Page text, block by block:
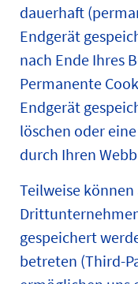
dauerhaft
Endgerät
nach Ende Ihres
Permanente
Endgerät
löschen oder
durch Ihren
Teilweise können
gespeichert
betreten (Third-